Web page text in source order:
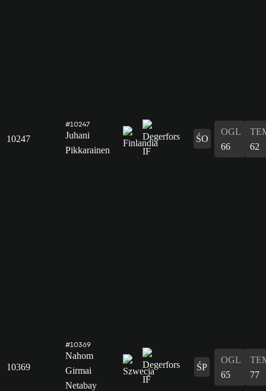
10247
#10247
Juhani
Pikkarainen
ŚO
OGL
66
62
10369
#10369
Nahom
Girmai
Netabay
ŚP
OGL
65
77